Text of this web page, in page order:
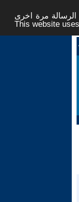
مرة اخرى -
This website